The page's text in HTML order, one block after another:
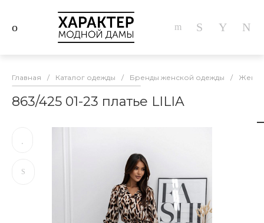
Главная / Каталог одежды / Бренды женской одежды /
863/425 01-23 платье LILIA